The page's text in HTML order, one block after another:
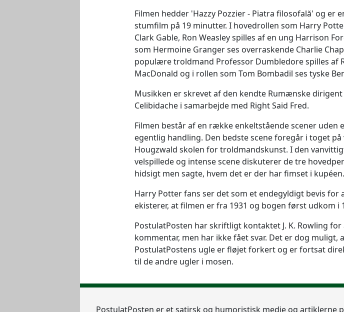
Filmen hedder 'Hazzy Pozzier - Piatra filosofală' og er
stumfilm på 19 minutter. I hovedrollen som Harry
Clark Gable, Ron Weasley spilles af en ung Harrison
som Hermoine Granger ses overraskende Charlie
populære troldmand Professor Dumbledore spilles af
MacDonald og i rollen som Tom Bombadil ses tyske
Musikken er skrevet af den kendte Rumænske dirigent
Celibidache i samarbejde med Right Said Fred.
Filmen består af en række enkeltstående scener uden
egentlig handling. Den bedste scene foregår i toget på
Hougzwald skolen for troldmandskunst. I den
velspillede og intense scene diskuterer de tre
hidsigt men sagte, hvem det er der har fimset i kupéen.
Harry Potter fans ser det som et endegyldigt bevis for
ekisterer, at filmen er fra 1931 og bogen først udkom i
PostulatPosten har skriftligt kontaktet J. K. Rowling for
kommentar, men har ikke fået svar. Det er dog muligt,
PostulatPostens ugle er fløjet forkert og er fortsat
til de andre ugler i mosen.
PostulatPosten er et satirsk og humoristisk medie og artiklerne